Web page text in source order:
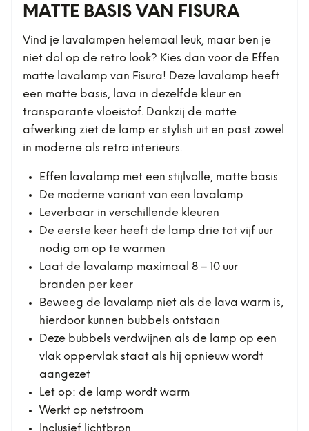
MATTE BASIS VAN FISURA
Vind je lavalampen helemaal leuk, maar ben je
niet dol op de retro look? Kies dan voor de Effen
matte lavalamp van Fisura! Deze lavalamp heeft
een matte basis, lava in dezelfde kleur en
transparante vloeistof. Dankzij de matte
afwerking ziet de lamp er stylish uit en past zowel
in moderne als retro interieurs.
Effen lavalamp met een stijlvolle, matte basis
De moderne variant van een lavalamp
Leverbaar in verschillende kleuren
De eerste keer heeft de lamp drie tot vijf uur
nodig om op te warmen
Laat de lavalamp maximaal 8 – 10 uur
branden per keer
Beweeg de lavalamp niet als de lava warm is,
hierdoor kunnen bubbels ontstaan
Deze bubbels verdwijnen als de lamp op een
vlak oppervlak staat als hij opnieuw wordt
aangezet
Let op: de lamp wordt warm
Werkt op netstroom
Inclusief lichtbron